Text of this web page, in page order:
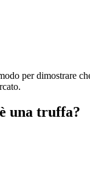
per dimostrare
una truffa?